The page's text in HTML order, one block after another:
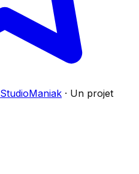
StudioManiak · Un projet